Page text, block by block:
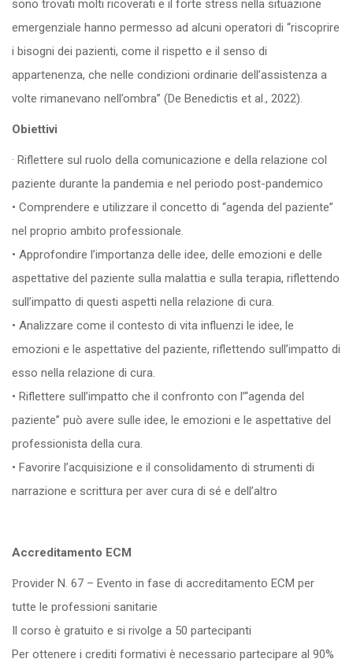
sono trovati molti ricoverati e il forte stress nella situazione
emergenziale hanno permesso ad alcuni operatori di “riscoprire
i bisogni dei pazienti, come il rispetto e il senso di
appartenenza, che nelle condizioni ordinarie dell’assistenza a
volte rimanevano nell’ombra” (De Benedictis et al., 2022).
Obiettivi
· Riflettere sul ruolo della comunicazione e della relazione col
paziente durante la pandemia e nel periodo post-pandemico
• Comprendere e utilizzare il concetto di “agenda del paziente”
nel proprio ambito professionale.
• Approfondire l’importanza delle idee, delle emozioni e delle
aspettative del paziente sulla malattia e sulla terapia, riflettendo
sull’impatto di questi aspetti nella relazione di cura.
• Analizzare come il contesto di vita influenzi le idee, le
emozioni e le aspettative del paziente, riflettendo sull’impatto di
esso nella relazione di cura.
• Riflettere sull’impatto che il confronto con l’“agenda del
paziente” può avere sulle idee, le emozioni e le aspettative del
professionista della cura.
• Favorire l’acquisizione e il consolidamento di strumenti di
narrazione e scrittura per aver cura di sé e dell’altro
Accreditamento ECM
Provider N. 67 – Evento in fase di accreditamento ECM per
tutte le professioni sanitarie
Il corso è gratuito e si rivolge a 50 partecipanti
Per ottenere i crediti formativi è necessario partecipare al 90%